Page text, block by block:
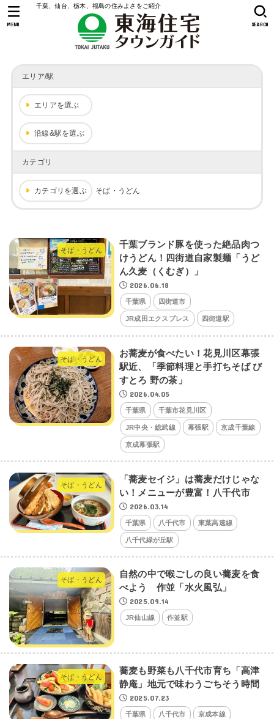
千葉、仙台、栃木、福島の住みよさをご紹介
SEARCH
MENU
エリア/駅
エリアを選ぶ
沿線&駅を選ぶ
カテゴリ
カテゴリを選ぶ そば・うどん
そば・うどん
千葉ブランド豚を使った絶品肉つ
けうどん！四街道自家製麺「うど
ん久麦（くむぎ）」
2026.06.18
千葉県 四街道市
JR成田エクスプレス 四街道駅
そば・うどん
お蕎麦が食べたい！花見川区幕張
駅近、「季節料理と手打ちそば び
すとろ 野の茶」
2026.04.05
千葉県 千葉市花見川区
JR中央・総武線 幕張駅 京成千葉線
京成幕張駅
そば・うどん
「蕎麦セイジ」は蕎麦だけじゃな
い！メニューが豊富！八千代市
2026.03.14
千葉県 八千代市 東葉高速線
八千代緑が丘駅
そば・うどん
自然の中で喉ごしの良い蕎麦を食
べよう 作並「水火風弘」
2025.09.14
JR仙山線 作並駅
そば・うどん
蕎麦も野菜も八千代市育ち「高津
静庵」地元で味わうごちそう時間
2025.07.23
千葉県 八千代市 京成本線